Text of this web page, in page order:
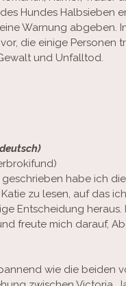
Hundes Halbsieben
Warnung abgeben.
die einige Personen
und Unfalltod.
habe ich
zu lesen, auf das
Entscheidung heraus.
freute mich darauf,
wie die beiden